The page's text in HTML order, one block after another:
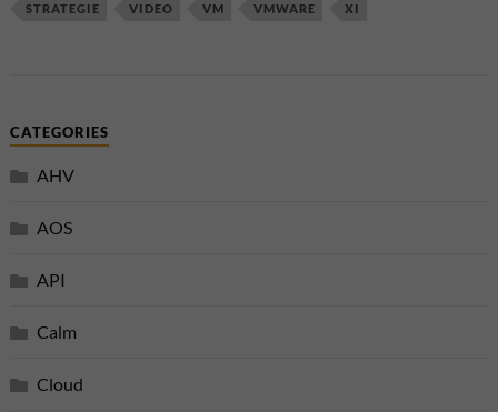
STRATEGIE VIDEO VM VMWARE XI
CATEGORIES
AHV
AOS
API
Calm
Cloud